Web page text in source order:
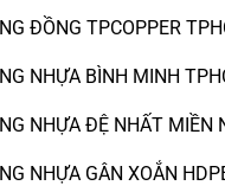
ĐỒNG TPCOPPER
NHỰA BÌNH MINH
NHỰA ĐỆ NHẤT MIỀN
NHỰA GÂN XOẮN